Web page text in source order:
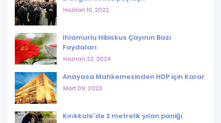
Haziran 10, 2022
Ihlamurlu Hibiskus Çayının Bazı
Faydaları
Haziran 22, 2024
Anayasa Mahkemesinden HDP için Karar
Mart 09, 2023
Kırıkkale'de 2 metrelik yılan paniği